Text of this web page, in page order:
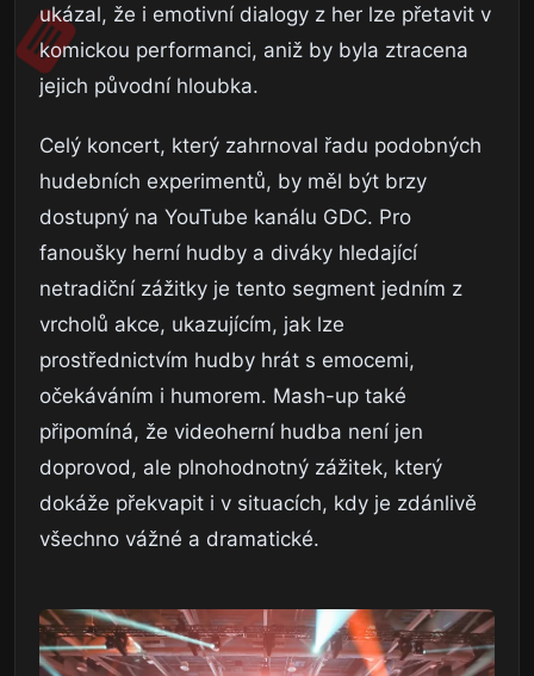
ukázal, že i emotivní dialogy z her lze přetavit v
komickou performanci, aniž by byla ztracena
jejich původní hloubka.
Celý koncert, který zahrnoval řadu podobných
hudebních experimentů, by měl být brzy
dostupný na YouTube kanálu GDC. Pro
fanoušky herní hudby a diváky hledající
netradiční zážitky je tento segment jedním z
vrcholů akce, ukazujícím, jak lze
prostřednictvím hudby hrát s emocemi,
očekáváním i humorem. Mash-up také
připomíná, že videoherní hudba není jen
doprovod, ale plnohodnotný zážitek, který
dokáže překvapit i v situacích, kdy je zdánlivě
všechno vážné a dramatické.